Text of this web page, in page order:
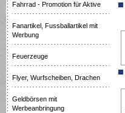
Fahrrad - Promotion für Aktive
Fanartikel, Fussballartikel mit
Werbung
Feuerzeuge
Flyer, Wurfscheiben, Drachen
Geldbörsen mit
Werbeanbringung